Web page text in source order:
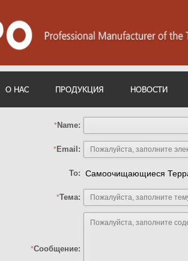
О НАС ПРОДУКЦИЯ НОВОСТИ
*Name:
*Email:
To: Самоочищающиеся
*Тема:
*Сообщение: